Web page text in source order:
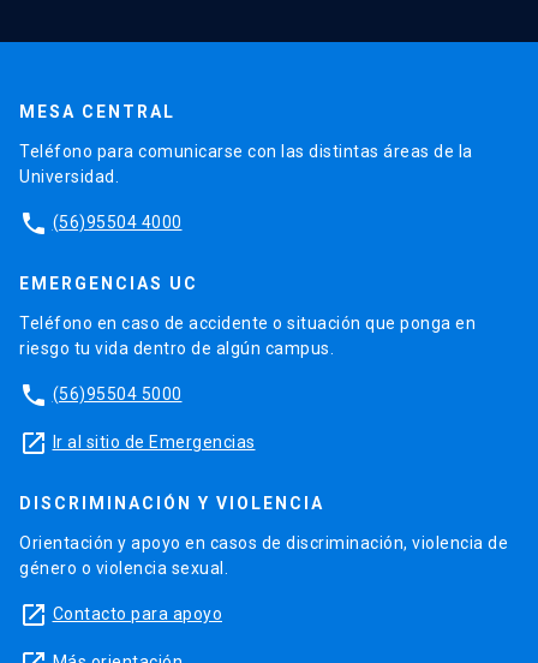
MESA CENTRAL
Teléfono para comunicarse con las distintas áreas de la
Universidad.
phone (56)95504 4000
EMERGENCIAS UC
Teléfono en caso de accidente o situación que ponga en
riesgo tu vida dentro de algún campus.
phone (56)95504 5000
launch Ir al sitio de Emergencias
DISCRIMINACIÓN Y VIOLENCIA
Orientación y apoyo en casos de discriminación, violencia de
género o violencia sexual.
launch Contacto para apoyo